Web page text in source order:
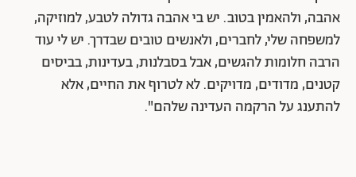
אהבה, ולהאמין בטוב. יש בי אהבה גדולה לטבע, למוזיקה,
למשפחה שלי, לחברים, ולאנשים טובים שבדרך. יש לי עוד
הרבה חלומות להגשים,אבל בסבלנות, בעדינות, בביסים
קטנים, מדודים, מדויקים. לא לטרוף את החיים, אלא
להתענג על הרקמה העדינה שלהם".